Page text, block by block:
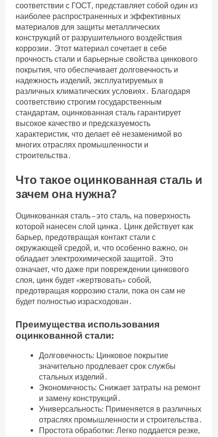
соответствии с ГОСТ‚ представляет собой один из
наиболее распространенных и эффективных
материалов для защиты металлических
конструкций от разрушительного воздействия
коррозии․ Этот материал сочетает в себе
прочность стали и барьерные свойства цинкового
покрытия‚ что обеспечивает долговечность и
надежность изделий‚ эксплуатируемых в
различных климатических условиях․ Благодаря
соответствию строгим государственным
стандартам‚ оцинкованная сталь гарантирует
высокое качество и предсказуемость
характеристик‚ что делает её незаменимой во
многих отраслях промышленности и
строительства․
Что такое оцинкованная сталь и
зачем она нужна?
Оцинкованная сталь – это сталь‚ на поверхность
которой нанесен слой цинка․ Цинк действует как
барьер‚ предотвращая контакт стали с
окружающей средой‚ и‚ что особенно важно‚ он
обладает электрохимической защитой․ Это
означает‚ что даже при повреждении цинкового
слоя‚ цинк будет «жертвовать» собой‚
предотвращая коррозию стали‚ пока он сам не
будет полностью израсходован․
Преимущества использования
оцинкованной стали:
Долговечность: Цинковое покрытие
значительно продлевает срок службы
стальных изделий․
Экономичность: Снижает затраты на ремонт
и замену конструкций․
Универсальность: Применяется в различных
отраслях промышленности и строительства․
Простота обработки: Легко поддается резке‚